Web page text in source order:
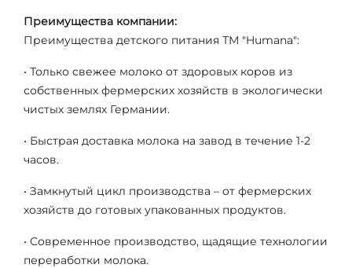
Преимущества компании:
Преимущества детского питания ТМ "Humana":
• Только свежее молоко от здоровых коров из
собственных фермерских хозяйств в экологически
чистых землях Германии.
• Быстрая доставка молока на завод в течение 1-2
часов.
• Замкнутый цикл производства – от фермерских
хозяйств до готовых упакованных продуктов.
• Современное производство, щадящие технологии
переработки молока.